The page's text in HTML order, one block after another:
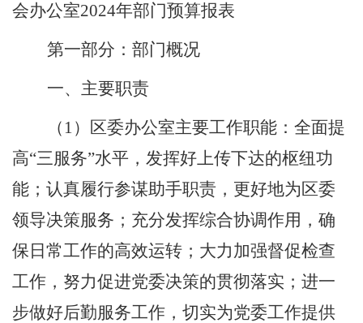
会办公室2024年部门预算报表
第一部分：部门概况
一、主要职责
（ 1）区委办公室主要工作职能：全面提
高“三服务”水平，发挥好上传下达的枢纽功
能；认真履行参谋助手职责，更好地为区委
领导决策服务；充分发挥综合协调作用，确
保日常工作的高效运转；大力加强督促检查
工作，努力促进党委决策的贯彻落实；进一
步做好后勤服务工作，切实为党委工作提供